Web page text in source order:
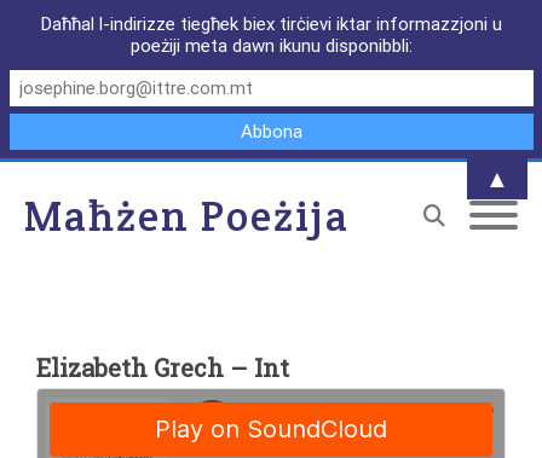
Maħżen Poeżija
Elizabeth Grech – Int
Daħħal l-indirizze tiegħek biex tirċievi iktar informazzjoni u
poeżiji meta dawn ikunu disponibbli:
▲